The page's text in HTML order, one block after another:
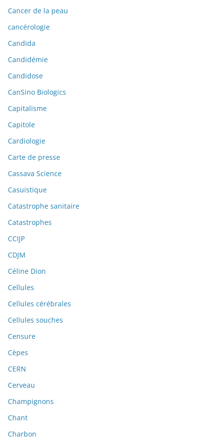
Cancer de la peau
cancérologie
Candida
Candidémie
Candidose
CanSino Biologics
Capitalisme
Capitole
Cardiologie
Carte de presse
Cassava Science
Casuistique
Catastrophe sanitaire
Catastrophes
CCIJP
CDJM
Céline Dion
Cellules
Cellules cérébrales
Cellules souches
Censure
Cèpes
CERN
Cerveau
Champignons
Chant
Charbon